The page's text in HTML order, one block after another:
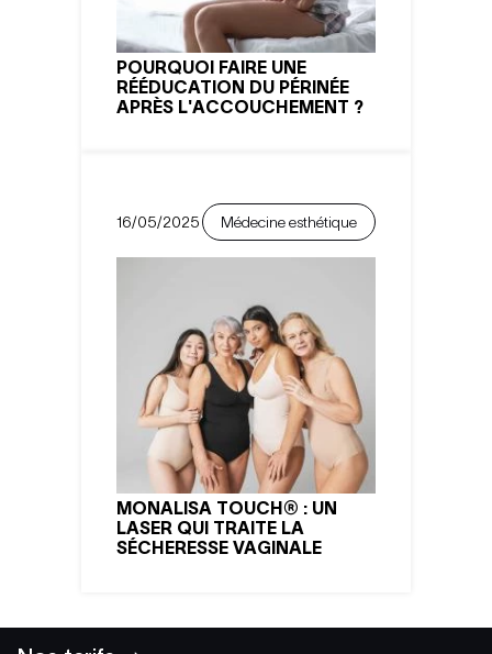
POURQUOI FAIRE UNE
RÉÉDUCATION DU PÉRINÉE
APRÈS L'ACCOUCHEMENT ?
16/05/2025 Médecine esthétique
MONALISA TOUCH® : UN
LASER QUI TRAITE LA
SÉCHERESSE VAGINALE